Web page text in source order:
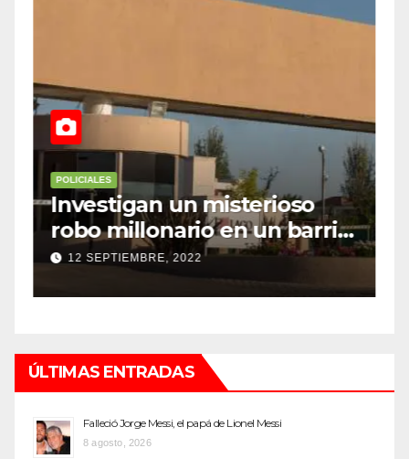
POLICIALES
Investigan un misterioso
robo millonario en un barrio
top de Maipú
12 SEPTIEMBRE, 2022
ÚLTIMAS ENTRADAS
Falleció Jorge Messi, el papá de Lionel Messi
8 agosto, 2026